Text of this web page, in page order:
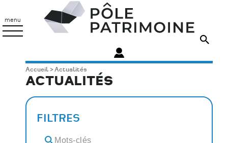
contenu
principal
menu
Patrimoine
Fil
d'Ariane
Accueil Actualités
ACTUALITÉS
FILTRES
Mots-